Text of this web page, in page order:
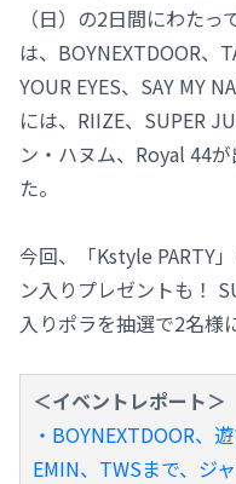
（日）の2日間にわた
は、BOYNEXTDOOR、
YOUR EYES、SAY MY
には、RIIZE、SUPER
ン・ハヌム、Royal 44
た。
今回、「Kstyle PARTY
ン入りプレゼントも！
入りポラを抽選で2名様
＜イベントレポート＞
・BOYNEXTDOOR、
EMIN、TWSまで、ジ